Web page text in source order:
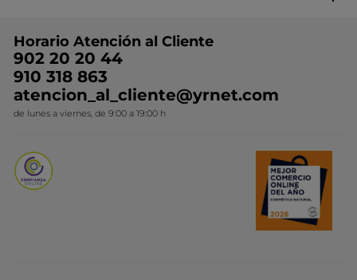
Conviértete en Franquiciada
Ideas de Regalo
Colección Monoi
Novedades del mes
Contacto
Horario Atención al Cliente
902 20 20 44
910 318 863
atencion_al_cliente@yrnet.com
de lunes a viernes, de 9:00 a 19:00 h